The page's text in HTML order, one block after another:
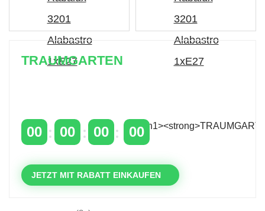
TRAUMGARTEN
00 00 00 00
JETZT MIT RABATT EINKAUFEN